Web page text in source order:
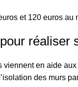
et 120 euros au
réaliser
viennent en aide
des murs